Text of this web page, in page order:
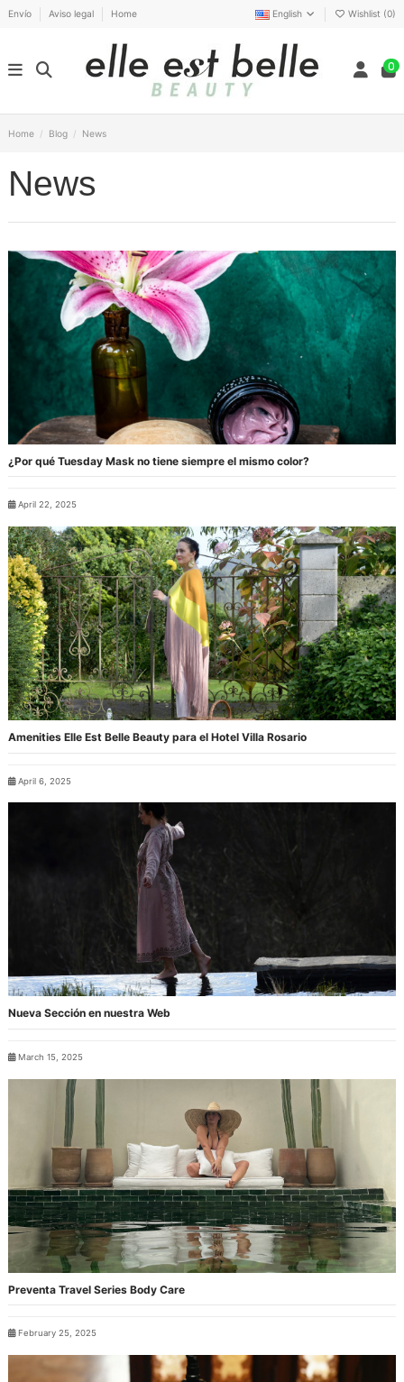
Envío Aviso legal Home English Wishlist (0)
0
Home Blog News
News
¿Por qué Tuesday Mask no tiene siempre el mismo color?
April 22, 2025
Amenities Elle Est Belle Beauty para el Hotel Villa Rosario
April 6, 2025
Nueva Sección en nuestra Web
March 15, 2025
Preventa Travel Series Body Care
February 25, 2025